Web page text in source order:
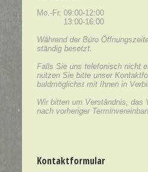
Mo.-Fr.09:00-12:00
13:00-16:00
Während der Büro
ständig besetzt.
Falls Sie uns telefonisch nicht
nutzen Sie bitte unser
baldmöglichst mit Ihnen in
Wir bitten um Verständnis, das
nach vorheriger
Kontaktformular